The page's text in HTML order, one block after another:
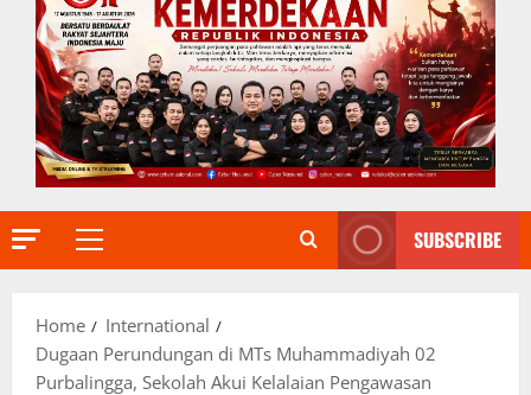
Primary
SUBSCRIBE
Home
International
Dugaan Perundungan di MTs Muhammadiyah 02
Purbalingga, Sekolah Akui Kelalaian Pengawasan